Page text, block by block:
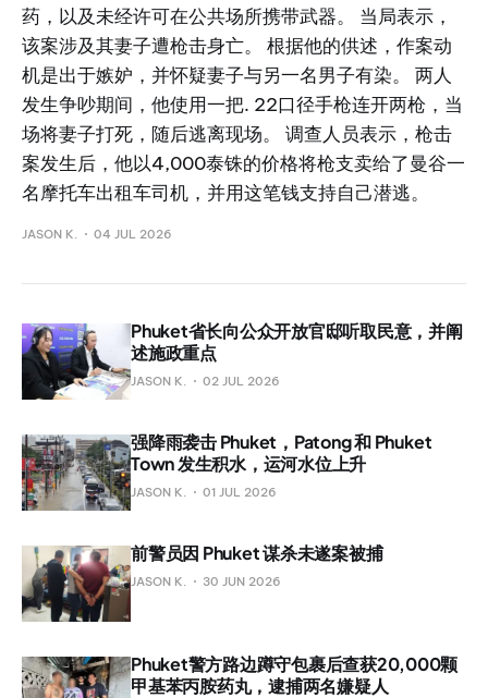
药，以及未经许可在公共场所携带武器。 当局表示，
该案涉及其妻子遭枪击身亡。 根据他的供述，作案动
机是出于嫉妒，并怀疑妻子与另一名男子有染。 两人
发生争吵期间，他使用一把. 22口径手枪连开两枪，当
场将妻子打死，随后逃离现场。 调查人员表示，枪击
案发生后，他以4,000泰铢的价格将枪支卖给了曼谷一
名摩托车出租车司机，并用这笔钱支持自己潜逃。
JASON K. 04 JUL 2026
Phuket省长向公众开放官邸听取民意，并阐
述施政重点
JASON K. 02 JUL 2026
强降雨袭击 Phuket，Patong 和 Phuket
Town 发生积水，运河水位上升
JASON K. 01 JUL 2026
前警员因 Phuket 谋杀未遂案被捕
JASON K. 30 JUN 2026
Phuket警方路边蹲守包裹后查获20,000颗
甲基苯丙胺药丸，逮捕两名嫌疑人